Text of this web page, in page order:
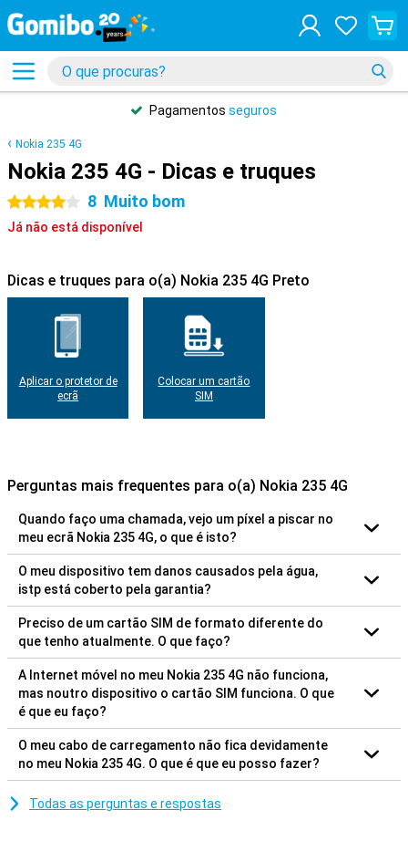
Pagamentos seguros
Nokia 235 4G
Nokia 235 4G - Dicas e truques
4 estrelas 8 Muito bom
Já não está disponível
Dicas e truques para o(a) Nokia 235 4G Preto
Aplicar o protetor de
ecrã
Colocar um cartão
SIM
Perguntas mais frequentes para o(a) Nokia 235 4G
Quando faço uma chamada, vejo um píxel a piscar no
meu ecrã Nokia 235 4G, o que é isto?
O meu dispositivo tem danos causados pela água,
istp está coberto pela garantia?
Preciso de um cartão SIM de formato diferente do
que tenho atualmente. O que faço?
A Internet móvel no meu Nokia 235 4G não funciona,
mas noutro dispositivo o cartão SIM funciona. O que
é que eu faço?
O meu cabo de carregamento não fica devidamente
no meu Nokia 235 4G. O que é que eu posso fazer?
Todas as perguntas e respostas